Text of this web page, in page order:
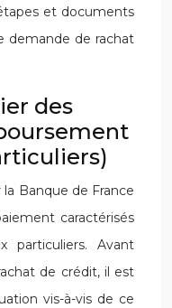
et documents
demande de rachat
des
Banque de France
caractérisés
particuliers. Avant
de crédit, il est
vis-à-vis de ce